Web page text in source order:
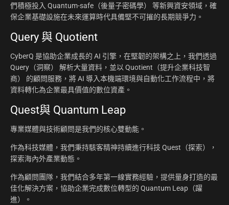
們積極投入 Quantum-safe（後量子密碼學） 等新興資安領域，確
保企業基礎設施在未來運算時代具備堅不可摧的長期競爭力。
Query 與 Quotient
CyberQ 是協助企業成長的 AI 引擎，在堅韌的架構之上，我們透過
Query（洞察） 解析大量資料，並以 Quotient（提升企業科技智
商） 的顧問服務，將 AI 導入本機端環境與自動化工作流程中，將
資料轉化為企業最具價值的數位資產。
Quest與 Quantum Leap
專業媒體與技術顧問是我們的核心雙動能。
作為科技媒體，我們秉持駭客精神持續進行科技 Quest（探索），
探索海內外產業動態。
作為顧問團隊，我們結合多年第一線實務經驗，提供量身打造的最
佳化解決方案，協助企業完成數位轉型的 Quantum Leap（躍
進）。